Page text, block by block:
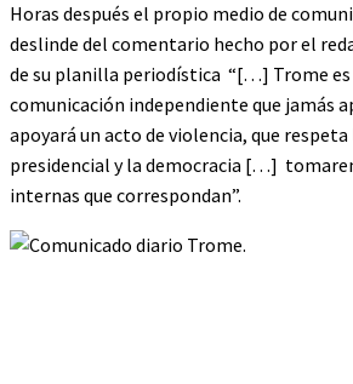
Horas después el propio medio de
deslinde del comentario hecho por el
de su planilla periodística “[…] Trome es
comunicación independiente que jamás
apoyará un acto de violencia, que
presidencial y la democracia […]
internas que correspondan”.